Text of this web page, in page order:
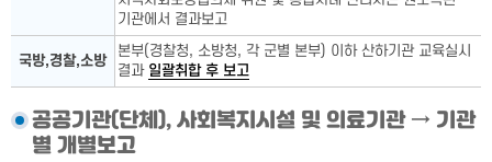
기관에서 결과보고
국방,경찰,소방
본부(경찰청, 소방청, 각 군별 본부) 이하 산하기관 교육실시
결과 일괄취합 후 보고
공공기관(단체), 사회복지시설 및 의료기관 → 기관
별 개별보고